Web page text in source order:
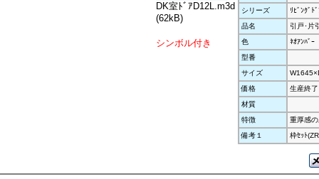
DK室ﾄﾞｱD12L.m3d
(62kB)
シンボル付き
シリーズ
ﾘﾋﾞﾝｸﾞﾄ
品名
引戸･片
色
ﾈｵｱﾝﾊﾞｰ
型番
サイズ
価格
生産終了
材質
特徴
重厚感の
備考１
枠ｾｯﾄ